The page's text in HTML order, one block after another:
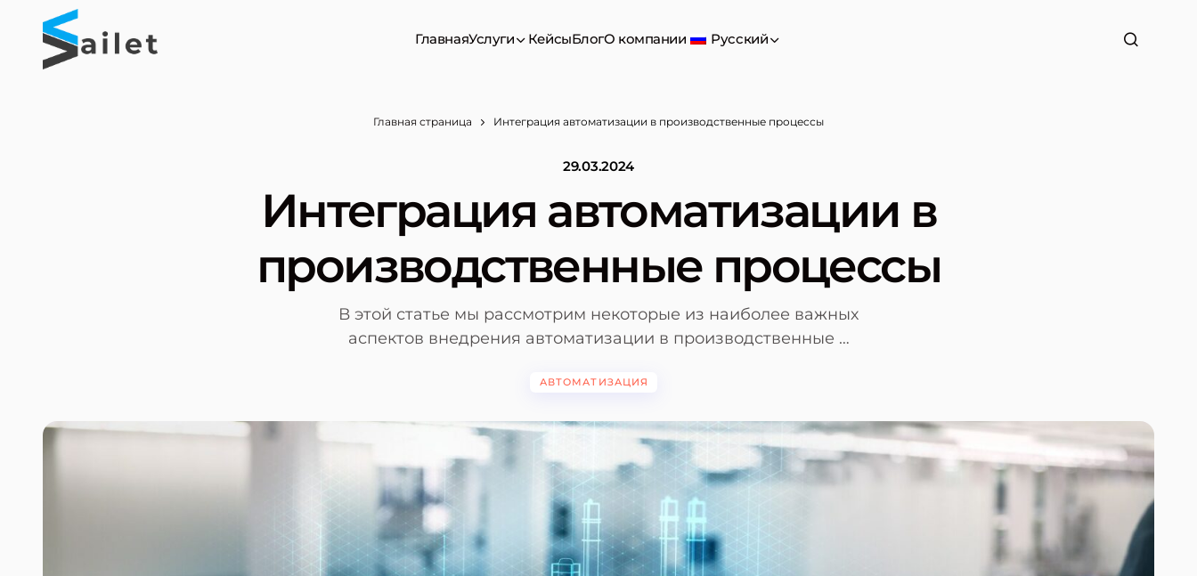
ГлавнаяУслуги КейсыБлогО компании Русский
Главная страница Интеграция автоматизации в производственные процессы
29.03.2024
Интеграция автоматизации в
производственные процессы
В этой статье мы рассмотрим некоторые из наиболее важных
аспектов внедрения автоматизации в производственные …
АВТОМАТИЗАЦИЯ